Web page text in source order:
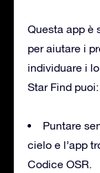
Questa app è
per aiutare i
individuare i
Star Find puoi:
Puntare
cielo e l’app
Codice OSR.